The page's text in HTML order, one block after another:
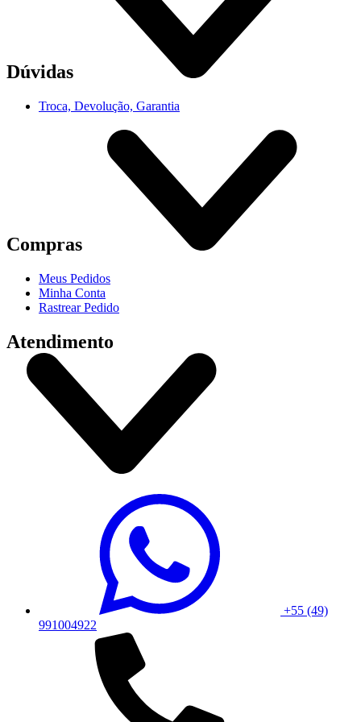
Dúvidas
Troca, Devolução, Garantia
Compras
Meus Pedidos
Minha Conta
Rastrear Pedido
Atendimento
+55 (49)
991004922